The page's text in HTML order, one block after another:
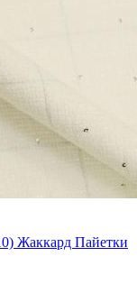
Жаккард Пайетки